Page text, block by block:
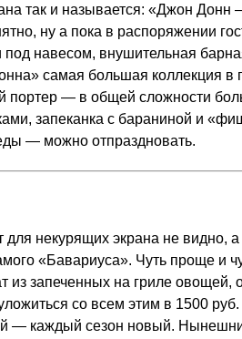
так и называется: «Джон Донн
ну а пока в распоряжении
навесом, внушительная
самая большая коллекция в
портер — в общей сложности
запеканка с бараниной и
— можно отпраздновать.
для некурящих экрана не
«Бавариуса». Чуть проще и
из запеченных на гриле
со всем этим в 1500
— каждый сезон новый.